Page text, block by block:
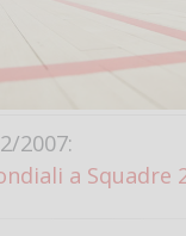
2007:
a Squadre